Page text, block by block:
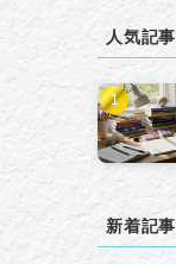
ブ人気記事
新着記事